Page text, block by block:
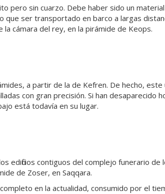
pero sin cuarzo. Debe haber sido un
que ser transportado en barco a largas
cámara del rey, en la pirámide de Keops.
a partir de la de Kefren. De hecho,
con gran precisión. Si han desaparecido
está todavía en su lugar.
edificios contiguos del complejo funerario de
de Zoser, en Saqqara.
en la actualidad, consumido por el